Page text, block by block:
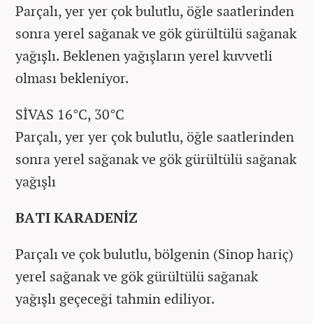
Parçalı, yer yer çok bulutlu, öğle saatlerinden
sonra yerel sağanak ve gök gürültülü sağanak
yağışlı. Beklenen yağışların yerel kuvvetli
olması bekleniyor.
SİVAS 16°C, 30°C
Parçalı, yer yer çok bulutlu, öğle saatlerinden
sonra yerel sağanak ve gök gürültülü sağanak
yağışlı
BATI KARADENİZ
Parçalı ve çok bulutlu, bölgenin (Sinop hariç)
yerel sağanak ve gök gürültülü sağanak
yağışlı geçeceği tahmin ediliyor.